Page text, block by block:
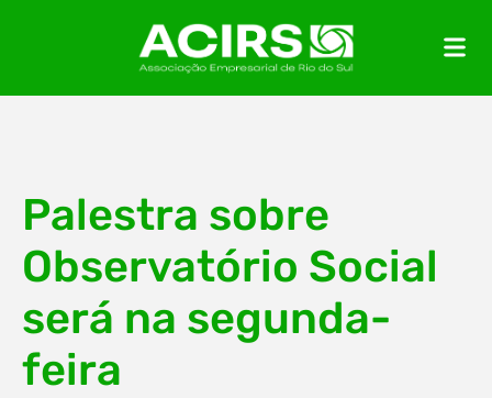
Palestra sobre
Observatório Social
será na segunda-
feira